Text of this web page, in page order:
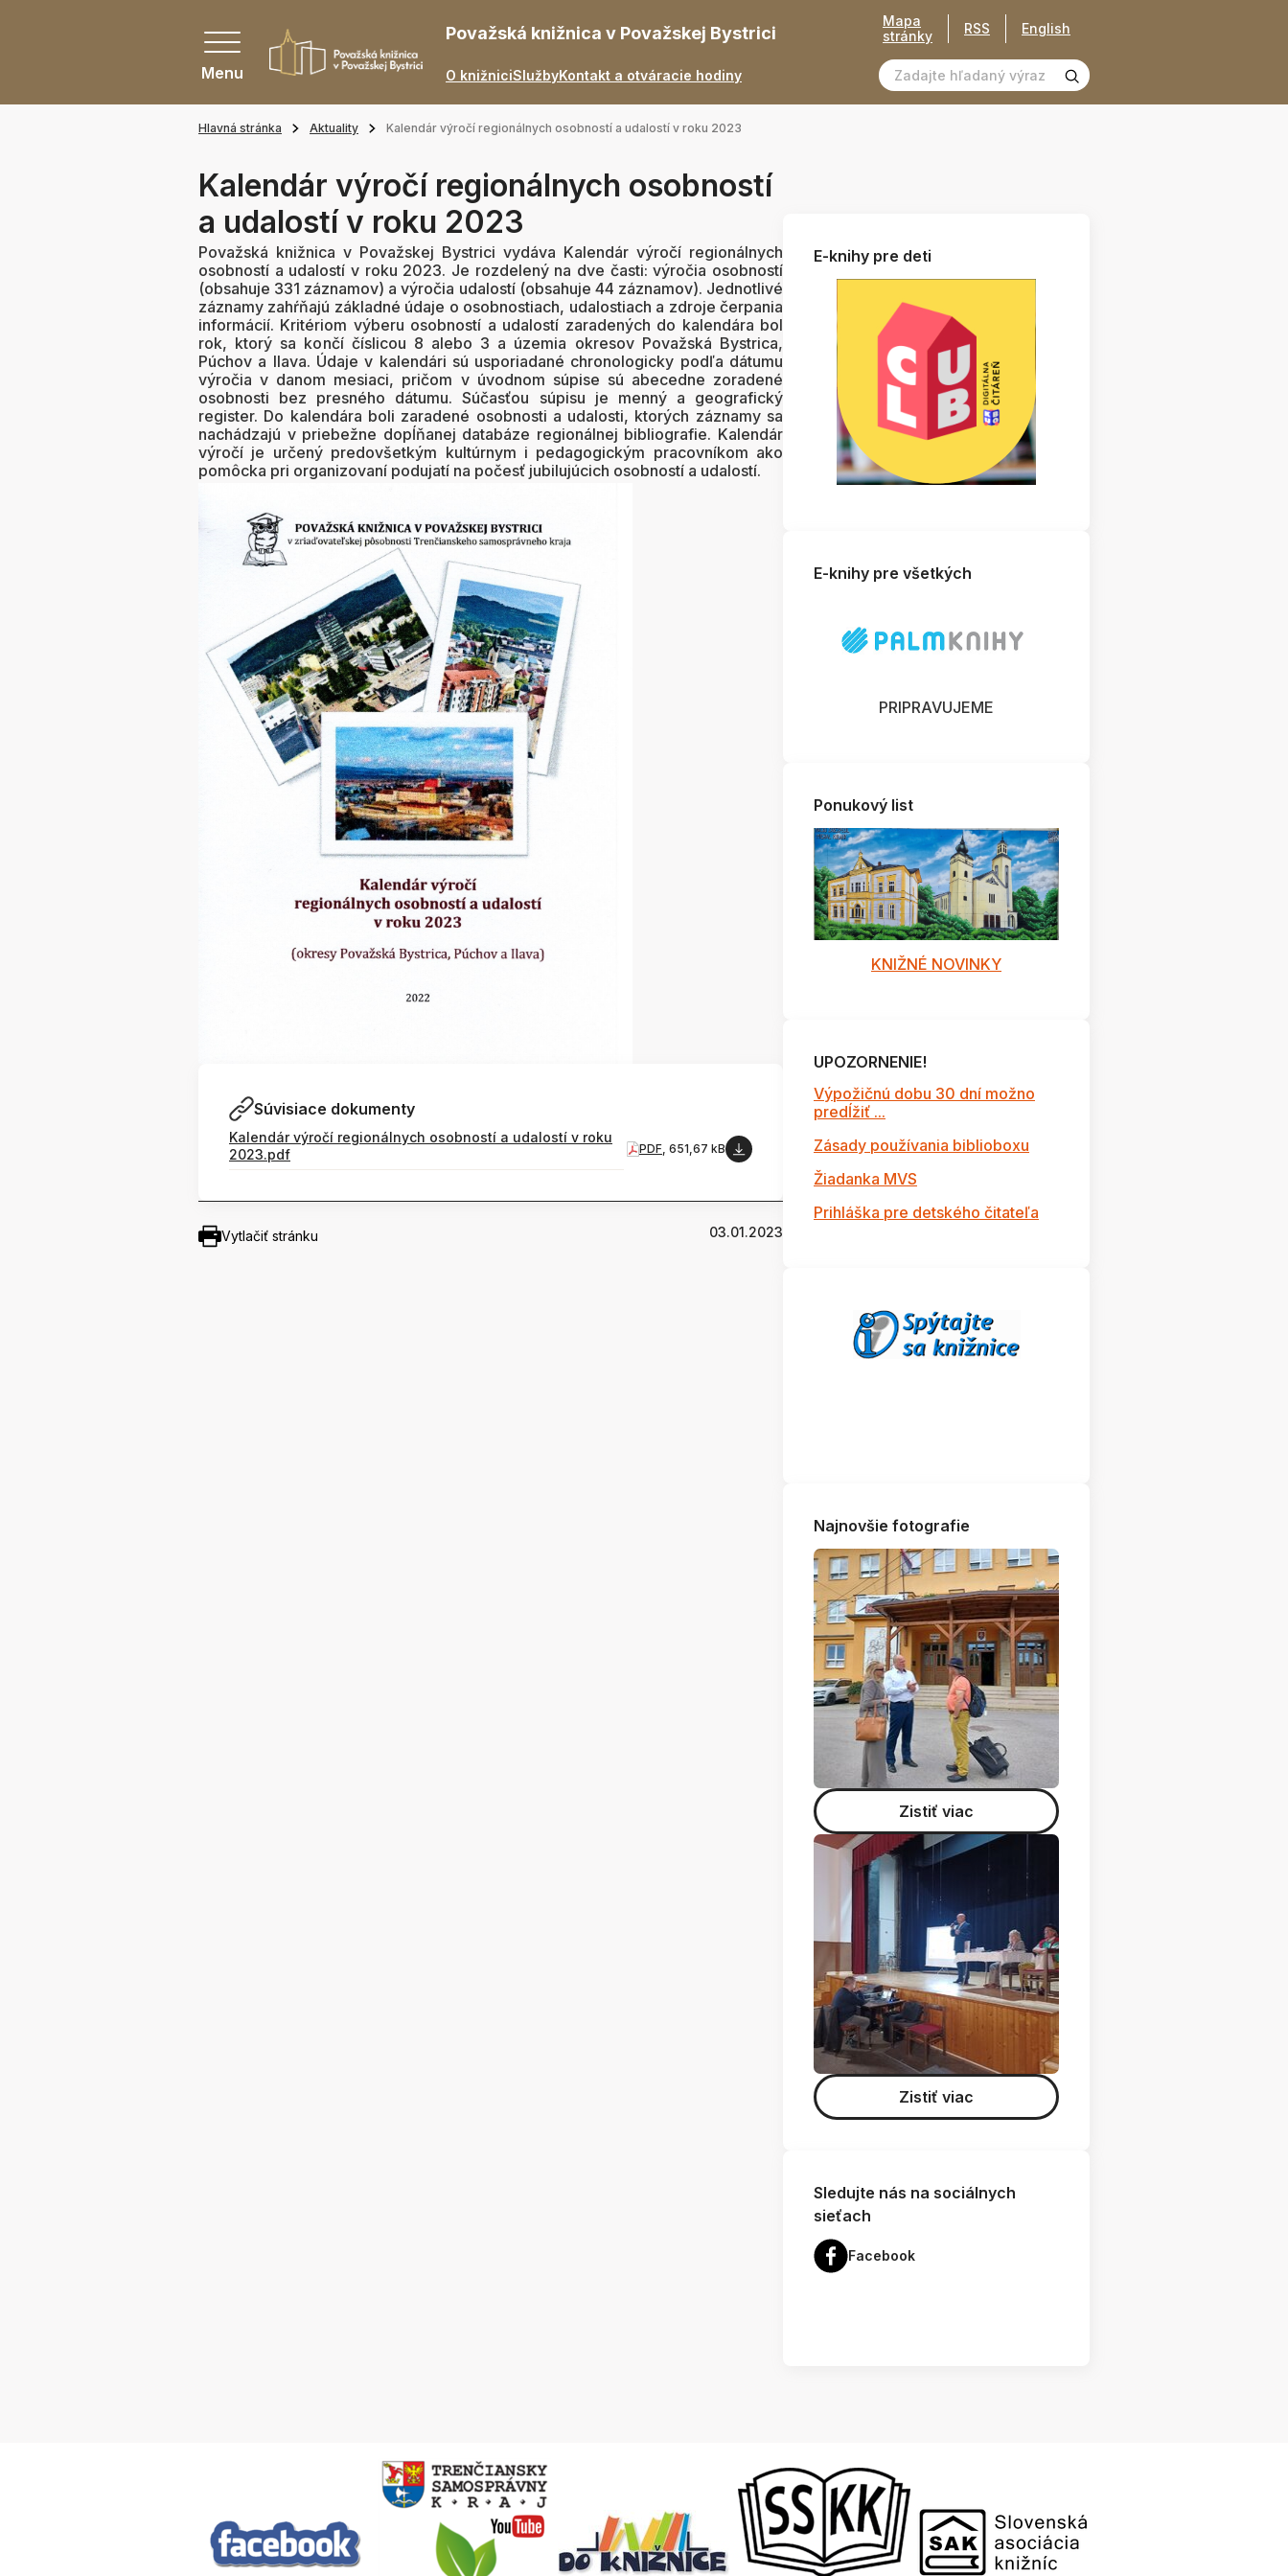
Menu
Považská knižnica v Považskej Bystrici
O knižniciSlužbyKontakt a otváracie hodiny
Mapa
stránky
RSS English
Hlavná stránka Aktuality Kalendár výročí regionálnych osobností a udalostí v roku 2023
Kalendár výročí regionálnych osobností
a udalostí v roku 2023
Považská knižnica v Považskej Bystrici vydáva Kalendár výročí regionálnych
osobností a udalostí v roku 2023. Je rozdelený na dve časti: výročia osobností
(obsahuje 331 záznamov) a výročia udalostí (obsahuje 44 záznamov). Jednotlivé
záznamy zahŕňajú základné údaje o osobnostiach, udalostiach a zdroje čerpania
informácií. Kritériom výberu osobností a udalostí zaradených do kalendára bol
rok, ktorý sa končí číslicou 8 alebo 3 a územia okresov Považská Bystrica,
Púchov a Ilava. Údaje v kalendári sú usporiadané chronologicky podľa dátumu
výročia v danom mesiaci, pričom v úvodnom súpise sú abecedne zoradené
osobnosti bez presného dátumu. Súčasťou súpisu je menný a geografický
register. Do kalendára boli zaradené osobnosti a udalosti, ktorých záznamy sa
nachádzajú v priebežne dopĺňanej databáze regionálnej bibliografie. Kalendár
výročí je určený predovšetkým kultúrnym i pedagogickým pracovníkom ako
pomôcka pri organizovaní podujatí na počesť jubilujúcich osobností a udalostí.
Súvisiace dokumenty
Kalendár výročí regionálnych osobností a udalostí v roku
2023.pdf
PDF, 651,67 kB
Vytlačiť stránku 03.01.2023
E-knihy pre deti
E-knihy pre všetkých
PRIPRAVUJEME
Ponukový list
KNIŽNÉ NOVINKY
UPOZORNENIE!
Výpožičnú dobu 30 dní možno
predĺžiť ...
Zásady používania biblioboxu
Žiadanka MVS
Prihláška pre detského čitateľa
Najnovšie fotografie
Zistiť viac
Zistiť viac
Sledujte nás na sociálnych
sieťach
Facebook